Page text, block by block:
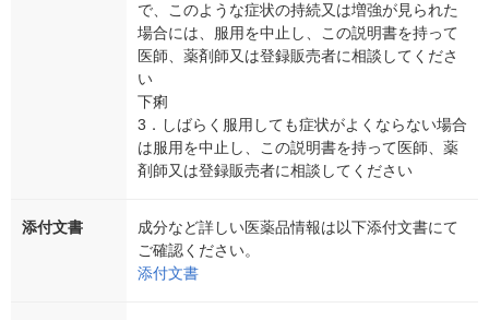
で、このような症状の持続又は増強が見られた
場合には、服用を中止し、この説明書を持って
医師、薬剤師又は登録販売者に相談してくださ
い
下痢
3．しばらく服用しても症状がよくならない場合
は服用を中止し、この説明書を持って医師、薬
剤師又は登録販売者に相談してください
添付文書
成分など詳しい医薬品情報は以下添付文書にて
ご確認ください。
添付文書